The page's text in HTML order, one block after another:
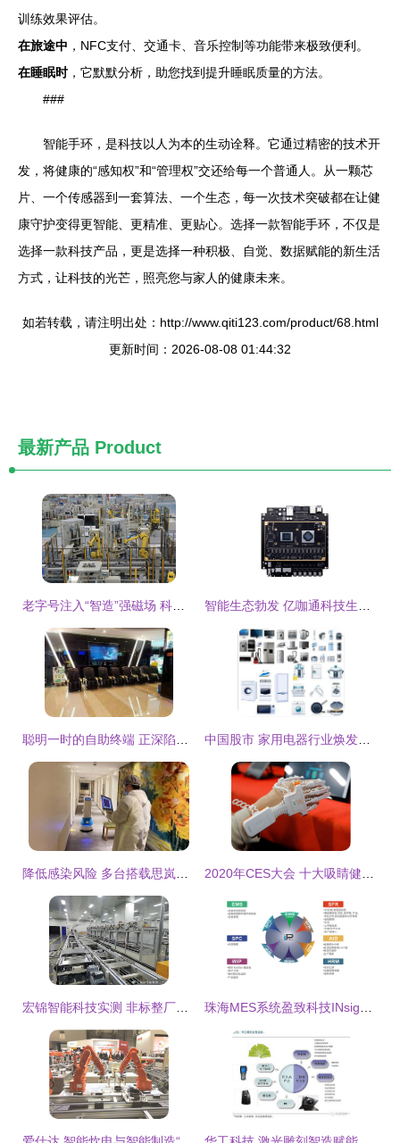
训练效果评估。
在旅途中 ，NFC支付、交通卡、音乐控制等功能带来极致便利。
在睡眠时，它默默分析，助您找到提升睡眠质量的方法。
###
智能手环，是科技以人为本的生动诠释。它通过精密的技术开
发，将健康的“感知权”和“管理权”交还给每一个普通人。从一颗芯
片、一个传感器到一套算法、一个生态，每一次技术突破都在让健
康守护变得更智能、更精准、更贴心。选择一款智能手环，不仅是
选择一款科技产品，更是选择一种积极、自觉、数据赋能的新生活
方式，让科技的光芒，照亮您与家人的健康未来。
如若转载，请注明出处：http://www.qiti123.com/product/68.html
更新时间：2026-08-08 01:44:32
最新产品 Product